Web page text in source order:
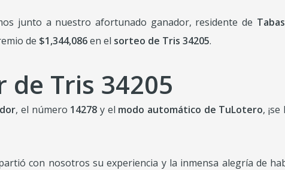
junto a nuestro afortunado ganador, residente de
de $1,344,086en el sorteo de Tris 34205.
de Tris 34205
, el número 14278 y el modo automático de TuLotero,
con nosotros su experiencia y la inmensa alegría de